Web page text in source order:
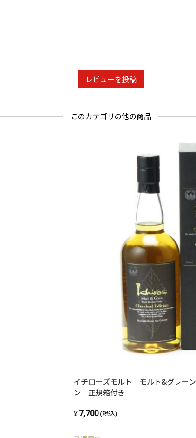
レビューを投稿
このカテゴリの他の商品
イチローズモルト モルト&グレーン クラシカルエディショ
ン 正規箱付き
7,700 (税込)